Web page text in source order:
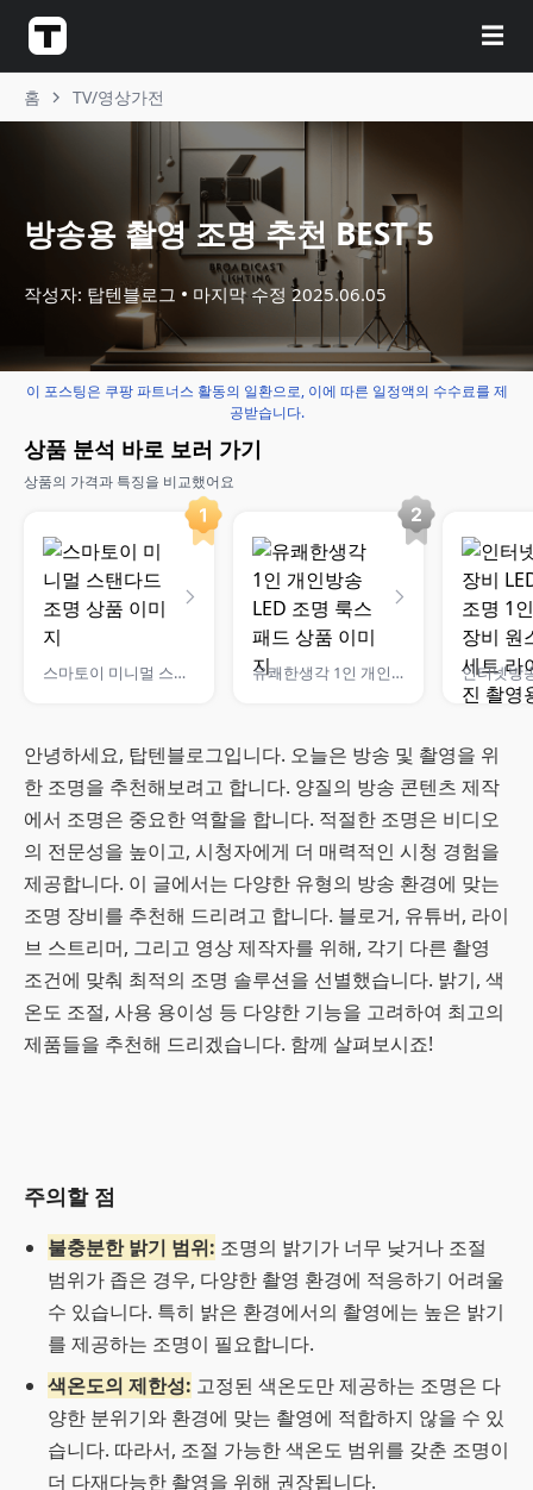
☰
홈 TV/영상가전
방송용 촬영 조명 추천 BEST 5
작성자: 탑텐블로그 마지막 수정2025.06.05
이 포스팅은 쿠팡 파트너스 활동의 일환으로, 이에 따른 일정액의 수수료를 제
공받습니다.
상품 분석 바로 보러 가기
상품의 가격과 특징을 비교했어요
스마토이 미니멀 스탠다드 조명 유쾌한생각 1인 개인방송 LED 조명 룩스패드
안녕하세요, 탑텐블로그입니다. 오늘은 방송 및 촬영을 위
한 조명을 추천해보려고 합니다. 양질의 방송 콘텐츠 제작
에서 조명은 중요한 역할을 합니다. 적절한 조명은 비디오
의 전문성을 높이고, 시청자에게 더 매력적인 시청 경험을
제공합니다. 이 글에서는 다양한 유형의 방송 환경에 맞는
조명 장비를 추천해 드리려고 합니다. 블로거, 유튜버, 라이
브 스트리머, 그리고 영상 제작자를 위해, 각기 다른 촬영
조건에 맞춰 최적의 조명 솔루션을 선별했습니다. 밝기, 색
온도 조절, 사용 용이성 등 다양한 기능을 고려하여 최고의
제품들을 추천해 드리겠습니다. 함께 살펴보시죠!
주의할 점
불충분한 밝기 범위: 조명의 밝기가 너무 낮거나 조절
범위가 좁은 경우, 다양한 촬영 환경에 적응하기 어려울
수 있습니다. 특히 밝은 환경에서의 촬영에는 높은 밝기
를 제공하는 조명이 필요합니다.
색온도의 제한성: 고정된 색온도만 제공하는 조명은 다
양한 분위기와 환경에 맞는 촬영에 적합하지 않을 수 있
습니다. 따라서, 조절 가능한 색온도 범위를 갖춘 조명이
더 다재다능한 촬영을 위해 권장됩니다.